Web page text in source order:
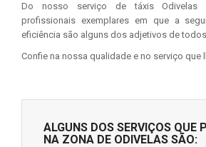
Do nosso serviço de táxis Odivelas
profissionais exemplares em que a
eficiência são alguns dos adjetivos de
Confie na nossa qualidade e no serviço que
ALGUNS DOS SERVIÇOS QUE
NA ZONA DE ODIVELAS SÃO: